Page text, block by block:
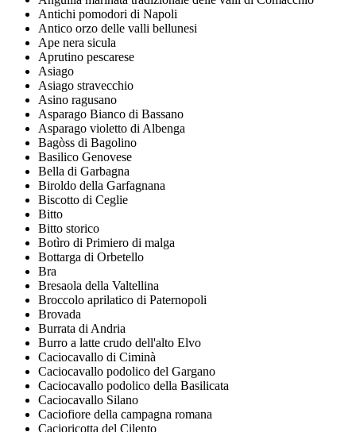
Antichi pomodori di Napoli
Antico orzo delle valli bellunesi
Ape nera sicula
Aprutino pescarese
Asiago
Asiago stravecchio
Asino ragusano
Asparago Bianco di Bassano
Asparago violetto di Albenga
Bagòss di Bagolino
Basilico Genovese
Bella di Garbagna
Biroldo della Garfagnana
Biscotto di Ceglie
Bitto
Bitto storico
Botìro di Primiero di malga
Bottarga di Orbetello
Bra
Bresaola della Valtellina
Broccolo aprilatico di Paternopoli
Brovada
Burrata di Andria
Burro a latte crudo dell'alto Elvo
Caciocavallo di Ciminà
Caciocavallo podolico del Gargano
Caciocavallo podolico della Basilicata
Caciocavallo Silano
Caciofiore della campagna romana
Cacioricotta del Cilento